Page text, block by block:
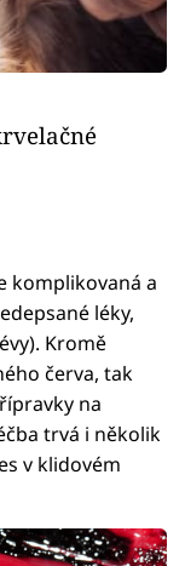
komplikovaná a
léky,
Kromě
červa, tak
na
trvá i několik
v klidovém